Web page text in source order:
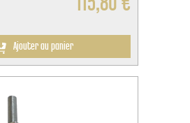
Ajouter au panier